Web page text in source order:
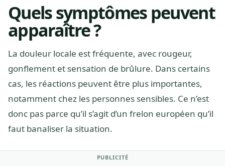
Quels symptômes peuvent
apparaître ?
La douleur locale est fréquente, avec rougeur,
gonflement et sensation de brûlure. Dans certains
cas, les réactions peuvent être plus importantes,
notamment chez les personnes sensibles. Ce n’est
donc pas parce qu’il s’agit d’un frelon européen qu’il
faut banaliser la situation.
PUBLICITÉ